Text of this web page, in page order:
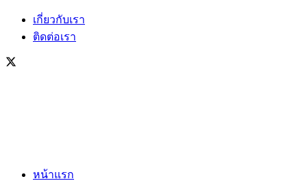
เกี่ยวกับเรา
ติดต่อเรา
หน้าแรก